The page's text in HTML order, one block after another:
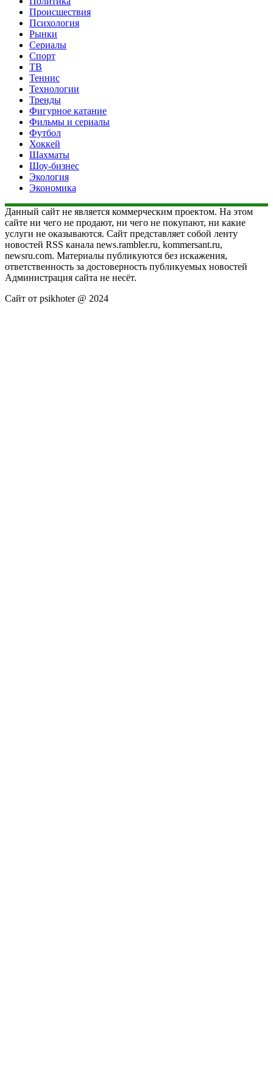
Происшествия
Психология
Рынки
Сериалы
Спорт
ТВ
Теннис
Технологии
Тренды
Фигурное катание
Фильмы и сериалы
Футбол
Хоккей
Шахматы
Шоу-бизнес
Экология
Экономика
Данный сайт не является коммерческим проектом. На этом
сайте ни чего не продают, ни чего не покупают, ни какие
услуги не оказываются. Сайт представляет собой ленту
новостей RSS канала news.rambler.ru, kommersant.ru,
newsru.com. Материалы публикуются без искажения,
ответственность за достоверность публикуемых новостей
Администрация сайта не несёт.
Сайт от psikhoter @ 2024